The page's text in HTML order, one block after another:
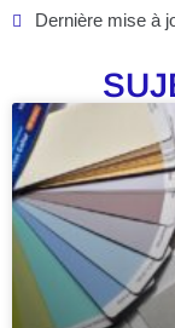
Dernière mise à